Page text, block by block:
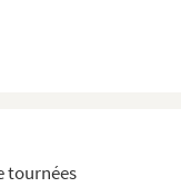
tournées